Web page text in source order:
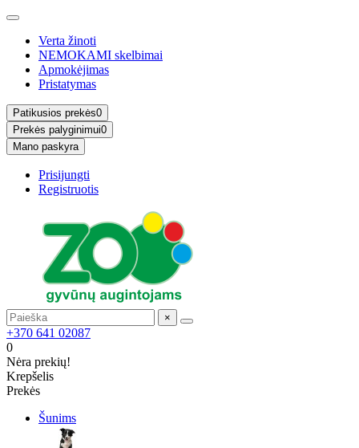
Verta žinoti
NEMOKAMI skelbimai
Apmokėjimas
Pristatymas
Patikusios prekės0
Prekės palyginimui0
Mano paskyra
Prisijungti
Registruotis
×
+370 641 02087
0
Nėra prekių!
Krepšelis
Prekės
Šunims